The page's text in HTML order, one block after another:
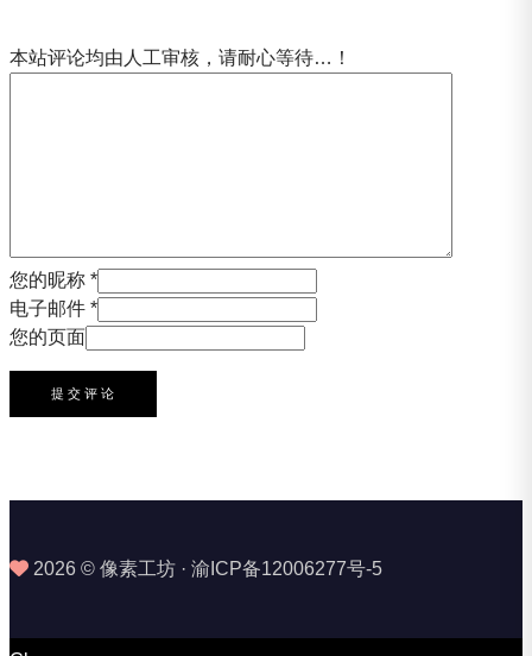
本站评论均由人工审核，请耐心等待…！
您的昵称 *
电子邮件 *
您的页面
2026 © 像素工坊 · 渝ICP备12006277号-5